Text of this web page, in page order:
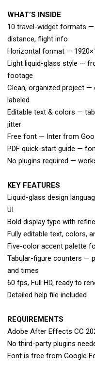
WHAT’S INSIDE
10 travel-widget formats
distance, flight info
Horizontal format —
Light liquid-glass style —
footage
Clean, organized project —
labeled
Editable text & colors —
jitter
Free font — Inter from
PDF quick-start guide —
No plugins required —
KEY FEATURES
Liquid-glass design
UI
Bold display type with
Fully editable text, colors,
Five-color accent palette
Tabular-figure counters —
and times
60 fps, Full HD, ready to
Detailed help file included
REQUIREMENTS
Adobe After Effects CC
No third-party plugins
Font is free from Google